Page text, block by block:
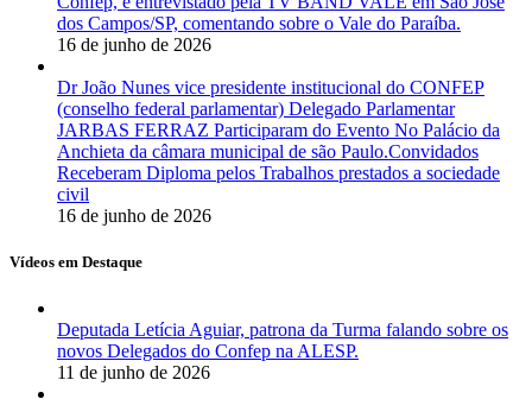
dos Campos/SP, comentando sobre o Vale do Paraíba.
16 de junho de 2026
Dr João Nunes vice presidente institucional do CONFEP
(conselho federal parlamentar) Delegado Parlamentar
JARBAS FERRAZ Participaram do Evento No Palácio da
Anchieta da câmara municipal de são Paulo.Convidados
Receberam Diploma pelos Trabalhos prestados a sociedade
civil
16 de junho de 2026
Vídeos em Destaque
Deputada Letícia Aguiar, patrona da Turma falando sobre os
novos Delegados do Confep na ALESP.
11 de junho de 2026